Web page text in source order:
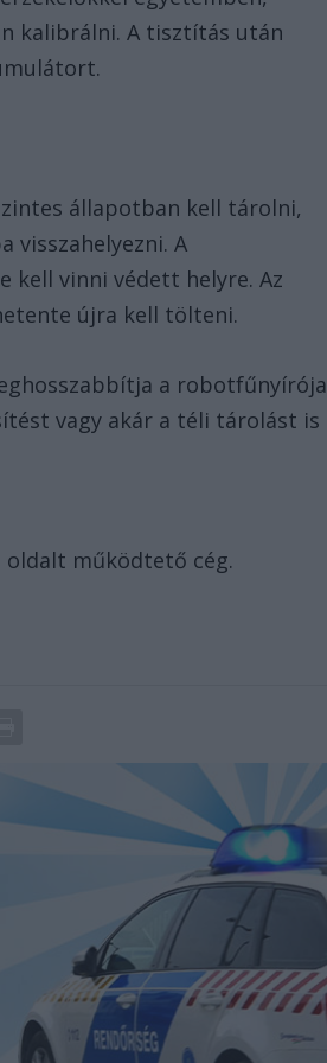
kalibrálni. A tisztítás után
állapotban kell tárolni,
visszahelyezni. A
kell vinni védett helyre. Az
újra kell tölteni.
a robotfűnyírója
vagy akár a téli tárolást is
oldalt működtető cég.